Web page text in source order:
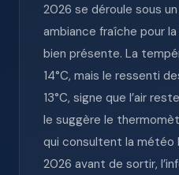
2026 se déroule sous
ambiance fraîche pour
bien présente. La
14°C, mais le ressenti
13°C, signe que l’air
le suggère le
qui consultent la météo
2026 avant de sortir,